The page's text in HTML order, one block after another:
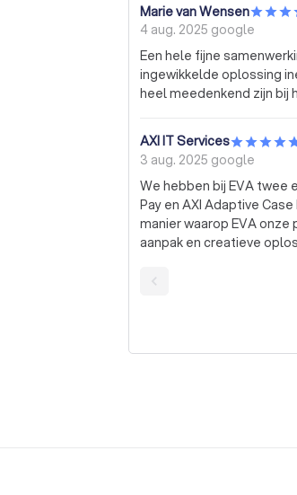
Marie van Wensen
4 aug. 2025 google
Een hele fijne
ingewikkelde oplossing
heel meedenkend zijn bij
AXI IT Services
3 aug. 2025 google
We hebben bij EVA twee
Pay en AXI Adaptive
manier waarop EVA
aanpak en creatieve